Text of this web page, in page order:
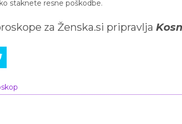
staknete resne poškodbe.
za Ženska.si pripravlja